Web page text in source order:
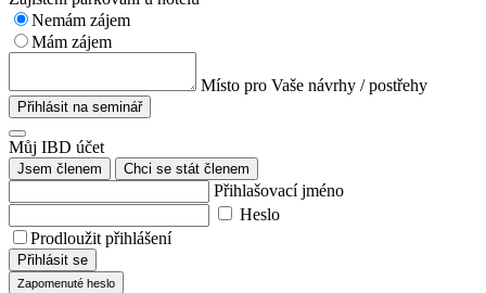
Nemám zájem
Mám zájem
Místo pro Vaše návrhy / postřehy
Přihlásit na seminář
Můj IBD účet
Jsem členem Chci se stát členem
Přihlašovací jméno
Heslo
Prodloužit přihlášení
Přihlásit se
Zapomenuté heslo